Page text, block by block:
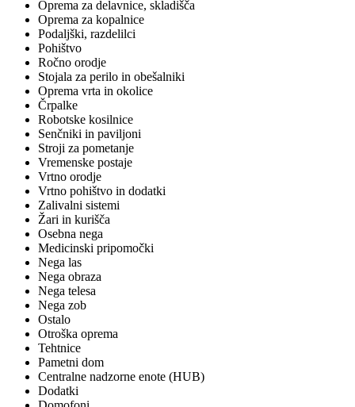
Oprema za delavnice, skladišča
Oprema za kopalnice
Podaljški, razdelilci
Pohištvo
Ročno orodje
Stojala za perilo in obešalniki
Oprema vrta in okolice
Črpalke
Robotske kosilnice
Senčniki in paviljoni
Stroji za pometanje
Vremenske postaje
Vrtno orodje
Vrtno pohištvo in dodatki
Zalivalni sistemi
Žari in kurišča
Osebna nega
Medicinski pripomočki
Nega las
Nega obraza
Nega telesa
Nega zob
Ostalo
Otroška oprema
Tehtnice
Pametni dom
Centralne nadzorne enote (HUB)
Dodatki